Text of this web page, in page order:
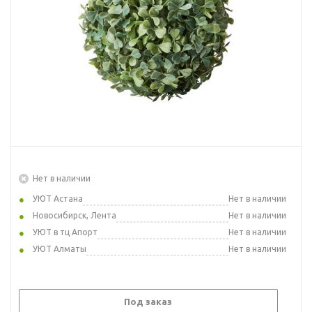
Нет в наличии
УЮТ Астана
Нет в наличии
Новосибирск, Лента
Нет в наличии
УЮТ в тц Апорт
Нет в наличии
УЮТ Алматы
Нет в наличии
Под заказ